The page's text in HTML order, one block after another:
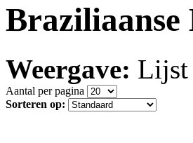
Weergave: Lijst
Aantal per pagina
Sorteren op: